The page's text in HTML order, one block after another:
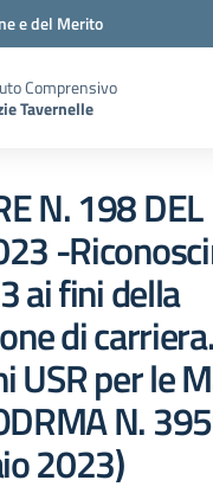
e del Merito
Comprensivo
Tavernelle
N. 198 DEL
-
ai fini della
di carriera.
USR per le
N.
2023)